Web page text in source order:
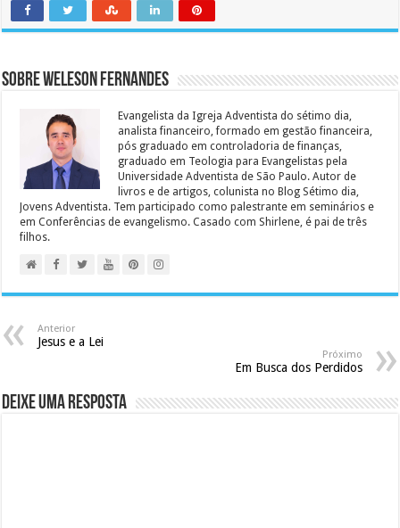
Sobre Weleson Fernandes
Evangelista da Igreja Adventista do sétimo dia,
analista financeiro, formado em gestão financeira,
pós graduado em controladoria de finanças,
graduado em Teologia para Evangelistas pela
Universidade Adventista de São Paulo. Autor de
livros e de artigos, colunista no Blog Sétimo dia,
Jovens Adventista. Tem participado como palestrante em seminários e
em Conferências de evangelismo. Casado com Shirlene, é pai de três
filhos.
Anterior
Jesus e a Lei
Próximo
Em Busca dos Perdidos
Deixe uma resposta